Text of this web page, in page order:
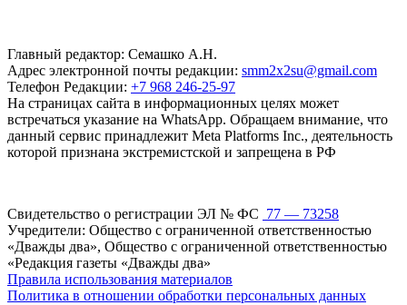
Главный редактор: Семашко А.Н.
Адрес электронной почты редакции: smm2x2su@gmail.com
Телефон Редакции: +7 968 246-25-97
На страницах сайта в информационных целях может
встречаться указание на WhatsApp. Обращаем внимание, что
данный сервис принадлежит Meta Platforms Inc., деятельность
которой признана экстремистской и запрещена в РФ
Свидетельство о регистрации ЭЛ № ФС 77 — 73258
Учредители: Общество с ограниченной ответственностью
«Дважды два», Общество с ограниченной ответственностью
«Редакция газеты «Дважды два»
Правила использования материалов
Политика в отношении обработки персональных данных